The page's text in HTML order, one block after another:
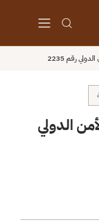
رقم 2235
الدولي